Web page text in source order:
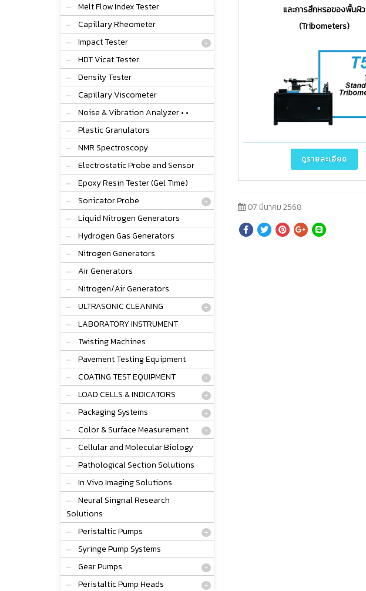
Melt Flow Index Tester
Capillary Rheometer
Impact Tester
HDT Vicat Tester
Density Tester
Capillary Viscometer
Noise & Vibration Analyzer • •
Plastic Granulators
NMR Spectroscopy
Electrostatic Probe and Sensor
Epoxy Resin Tester (Gel Time)
Sonicator Probe
Liquid Nitrogen Generators
Hydrogen Gas Generators
Nitrogen Generators
Air Generators
Nitrogen/Air Generators
ULTRASONIC CLEANING
LABORATORY INSTRUMENT
Twisting Machines
Pavement Testing Equipment
COATING TEST EQUIPMENT
LOAD CELLS & INDICATORS
Packaging Systems
Color & Surface Measurement
Cellular and Molecular Biology
Pathological Section Solutions
In Vivo Imaging Solutions
Neural Singnal Research
Solutions
Peristaltic Pumps
Syringe Pump Systems
Gear Pumps
Peristaltic Pump Heads
และการสึกหรอของพื้นผิว
(Tribometers)
ดูรายละเอียด
07 มีนาคม 2568